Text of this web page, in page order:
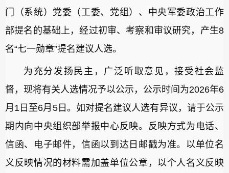
门（系统）党委（工委、党组）、中央军委政治工作
部提名的基础上，经过初审、考察和审议研究，产生8
名“七一勋章”提名建议人选。
为充分发扬民主，广泛听取意见，接受社会监
督，现将有关人选情况予以公示，公示时间为2026年6
月1日至6月5日。如对提名建议人选有异议，请于公示
期内向中央组织部举报中心反映。反映方式为电话、
信函、电子邮件，信函以到达日邮戳为准。以单位名
义反映情况的材料需加盖单位公章，以个人名义反映